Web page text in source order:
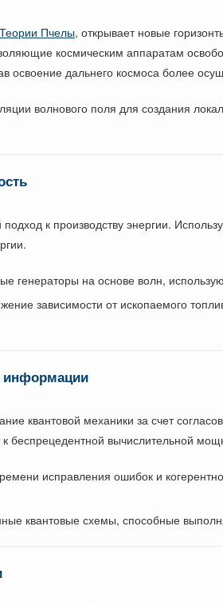
Теории Пчелы, открывает новые
космическим аппаратам
освоение дальнего космоса более
волнового поля для создания
к производству энергии.
генераторы на основе волн,
зависимости от ископаемого
информации
квантовой механики за счет
к беспрецедентной вычислительной
исправления ошибок и
квантовые схемы, способные